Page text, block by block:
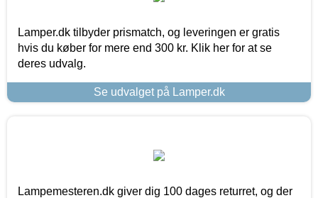
Lamper.dk tilbyder prismatch, og leveringen er gratis
hvis du køber for mere end 300 kr. Klik her for at se
deres udvalg.
Se udvalget på Lamper.dk
Lampemesteren.dk giver dig 100 dages returret, og der